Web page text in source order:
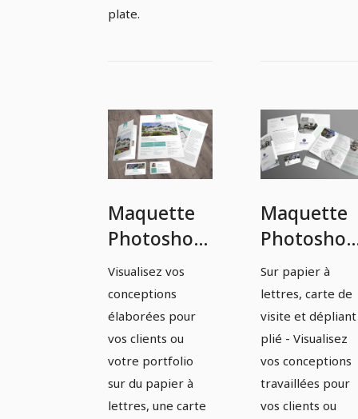
plate.
Maquette
Photoshop
pour une
feuille à
lettres, une
carte de
visite et un
dépliant
Visualisez vos
conceptions
élaborées pour
vos clients ou
votre portfolio
sur du papier à
lettres, une carte
Maquette
Photoshop
pour une
feuille de
papier à
lettres,
carte de
visite et un
Sur papier à
lettres, carte de
visite et dépliant
plié - Visualisez
vos conceptions
travaillées pour
vos clients ou